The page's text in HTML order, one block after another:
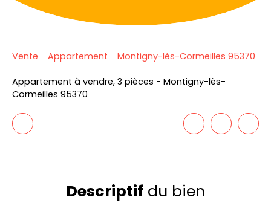
Vente Appartement Montigny-lès-Cormeilles 95370
Appartement à vendre, 3 pièces - Montigny-lès-
Cormeilles 95370
Descriptif du bien